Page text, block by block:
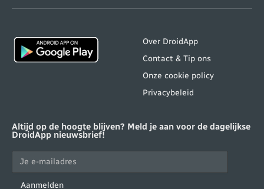
(Twitter)
Over DroidApp
Contact & Tip ons
Onze cookie policy
Privacybeleid
Altijd op de hoogte blijven? Meld je aan voor de dagelijkse
DroidApp nieuwsbrief!
Aanmelden